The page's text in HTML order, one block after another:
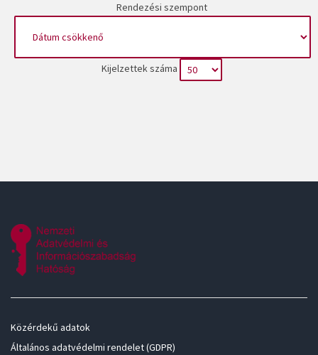
Rendezési szempont
Kijelzettek száma
Közérdekű adatok
Általános adatvédelmi rendelet (GDPR)